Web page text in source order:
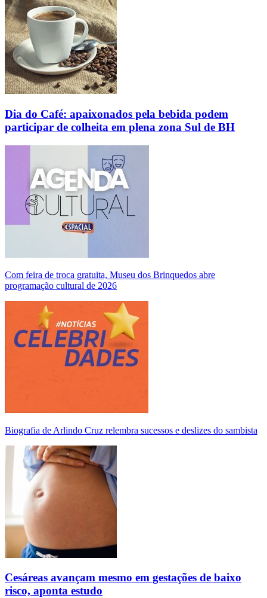
Dia do Café: apaixonados pela bebida podem
participar de colheita em plena zona Sul de BH
Com feira de troca gratuita, Museu dos Brinquedos abre
programação cultural de 2026
Biografia de Arlindo Cruz relembra sucessos e deslizes do sambista
Cesáreas avançam mesmo em gestações de baixo
risco, aponta estudo